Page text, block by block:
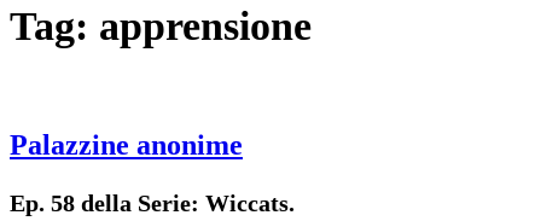
Tag: apprensione
Palazzine anonime
Ep. 58 della Serie: Wiccats.